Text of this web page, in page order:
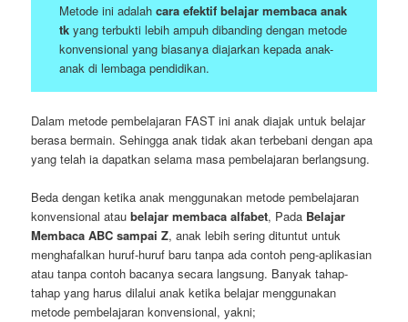
Metode ini adalah cara efektif belajar membaca anak
tkyang terbukti lebih ampuh dibanding dengan metode
konvensional yang biasanya diajarkan kepada anak-
anak di lembaga pendidikan.
Dalam metode pembelajaran FAST ini anak diajak untuk belajar
berasa bermain. Sehingga anak tidak akan terbebani dengan apa
yang telah ia dapatkan selama masa pembelajaran berlangsung.
Beda dengan ketika anak menggunakan metode pembelajaran
konvensional ataubelajar membaca alfabet, Pada Belajar
Membaca ABC sampai Z, anak lebih sering dituntut untuk
menghafalkan huruf-huruf baru tanpa ada contoh peng-aplikasian
atau tanpa contoh bacanya secara langsung. Banyak tahap-
tahap yang harus dilalui anak ketika belajar menggunakan
metode pembelajaran konvensional, yakni;